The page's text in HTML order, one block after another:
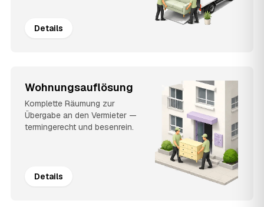
Details
Wohnungsauflösung
Komplette Räumung zur
Übergabe an den Vermieter —
termingerecht und besenrein.
Details